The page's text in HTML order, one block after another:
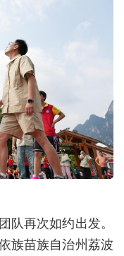
队再次如约出发。
族苗族自治州荔波